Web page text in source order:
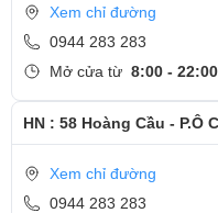
Xem chỉ đường
0944 283 283
Mở cửa từ 8:00 - 22:00
HN : 58 Hoàng Cầu - P.Ô
Xem chỉ đường
0944 283 283